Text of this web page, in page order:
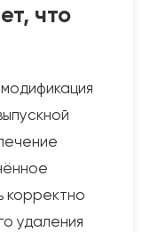
что
корректно
удаления